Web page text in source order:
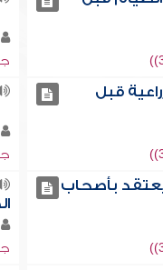
قبل
بأصحاب